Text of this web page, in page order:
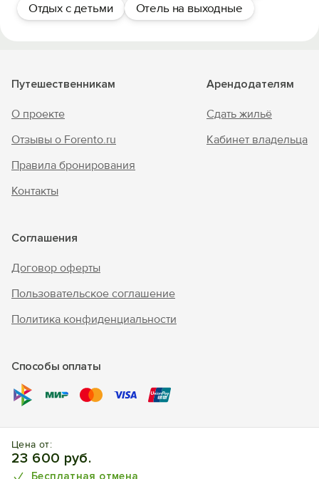
Отдых с детьми
Отель на выходные
Цена от:
23 600 руб.
Бесплатная отмена
Путешественникам
О проекте
Отзывы о Forento.ru
Правила бронирования
Контакты
Арендодателям
Сдать жильё
Кабинет владельца
Соглашения
Договор оферты
Пользовательское соглашение
Политика конфиденциальности
Способы оплаты
защищены, торговый знак Nº1025240.
отелей, квартир, домов.